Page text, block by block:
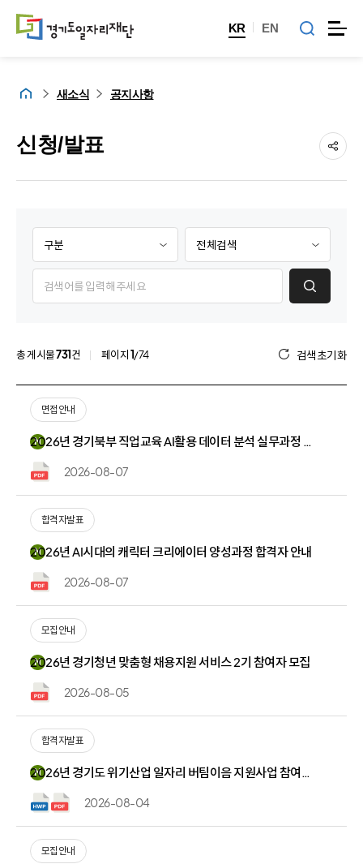
KR EN
홈 새소식 공지사항
신청/발표
검
항
택
/
용
항
목
택
물
총 게시물731건 페이지 1/74 검색초기화
면접안내
N 2026년 경기북부 직업교육 AI활용 데이터 분석 실무과정 면접 대상자 안내
2026-08-07
합격자발표
N
2026년 AI시대의 캐릭터 크리에이터 양성과정 합격자 안내
2026-08-07
모집안내
N
2026년 경기청년 맞춤형 채용지원 서비스 2기 참여자 모집
2026-08-05
합격자발표
N 2026년 경기도 위기산업 일자리 버팀이음 지원사업 참여자 선정 공고
2026-08-04
모집안내